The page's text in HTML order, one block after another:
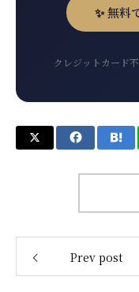
✨ 無料
クレジットカード
Prev post